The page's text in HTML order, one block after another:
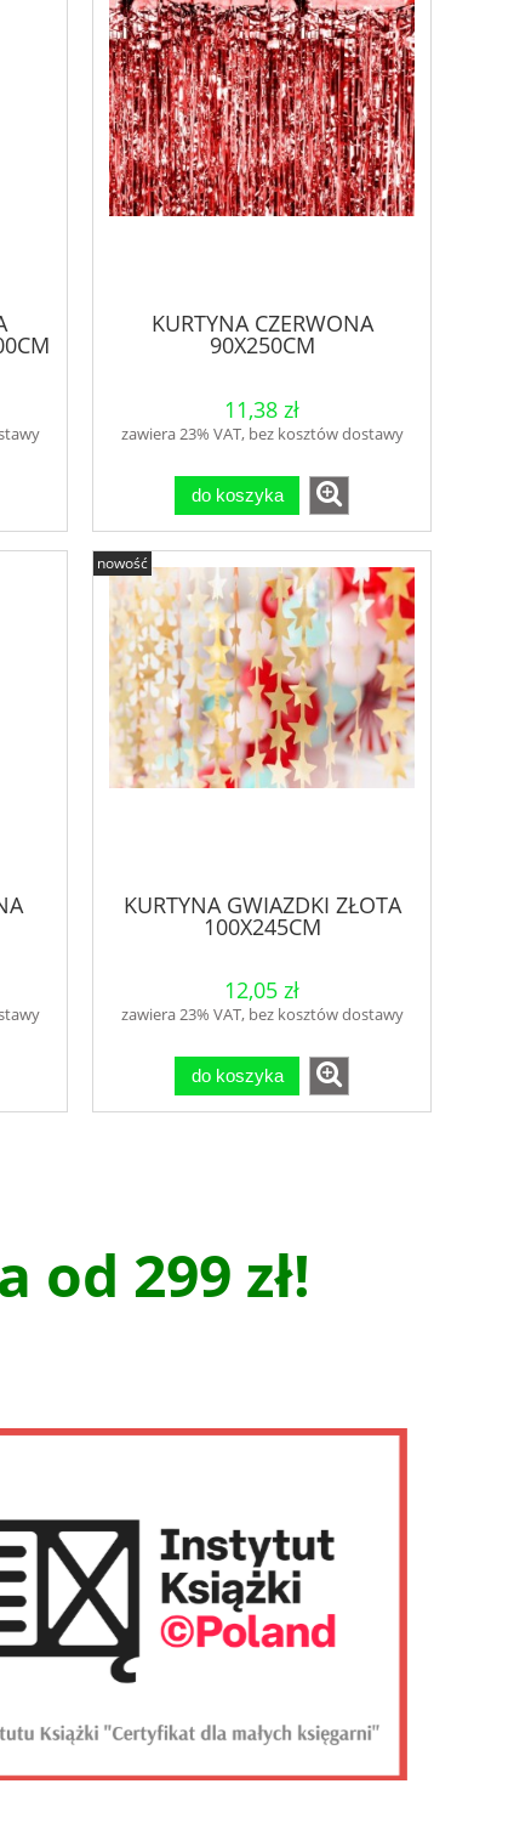
KURTYNA CZERWONA
90X250CM
11,38 zł
zawiera 23% VAT, bez kosztów dostawy
do koszyka
KURTYNA GWIAZDKI ZŁOTA
100X245CM
12,05 zł
zawiera 23% VAT, bez kosztów dostawy
do koszyka
nowość
299 zł!